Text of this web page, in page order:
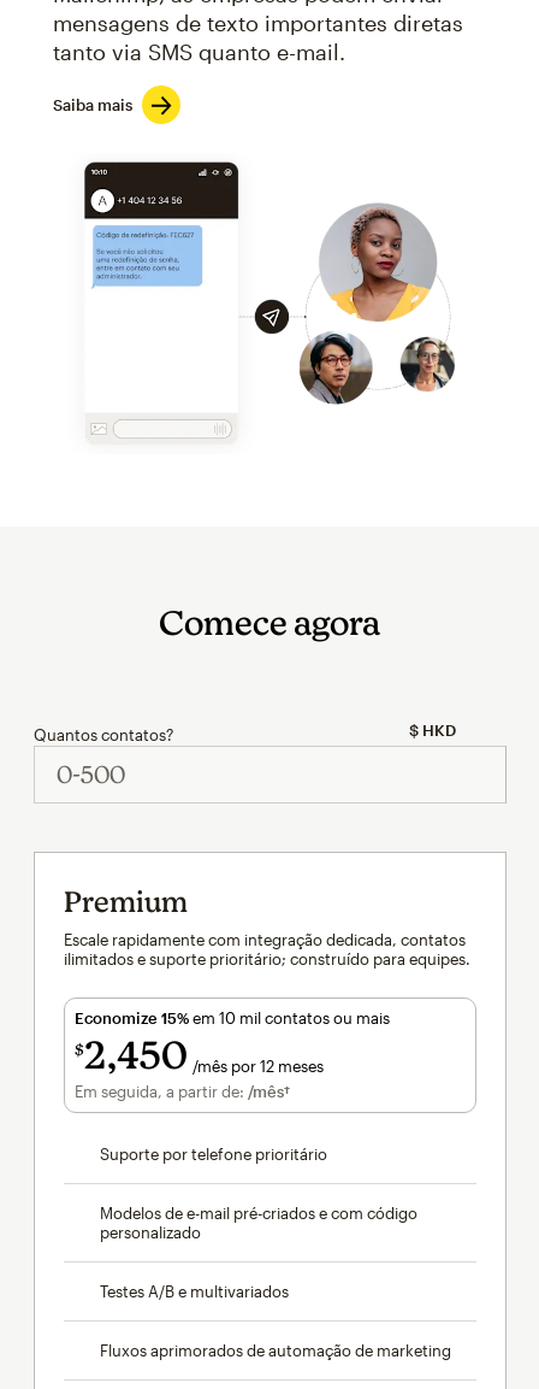
mensagens de texto importantes diretas
tanto via SMS quanto e-mail.
Saiba mais
Comece agora
Quantos contatos?
Premium
Escale rapidamente com integração dedicada, contatos
ilimitados e suporte prioritário; construído para equipes.
Economize 15%em 10 mil contatos ou mais
$2,450 /mês por 12 meses
por mês por 12 meses
Em seguida, a partir de: /mês†por mês†
Suporte por telefone prioritário
Modelos de e-mail pré-criados e com código
personalizado
Testes A/B e multivariados
Fluxos aprimorados de automação de marketing